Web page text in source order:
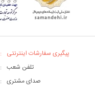
پیگیری سفارشات اینترنتی :
تلفن شعب :
صدای مشتری :